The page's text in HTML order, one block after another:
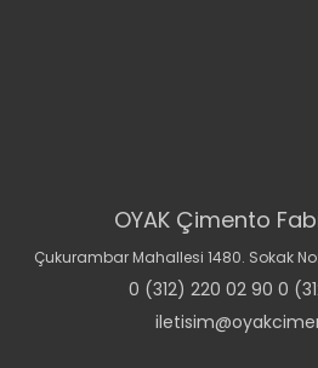
OYAK Çimento
Çukurambar Mahallesi 1480. Sokak
0 (312) 220 02 90 0